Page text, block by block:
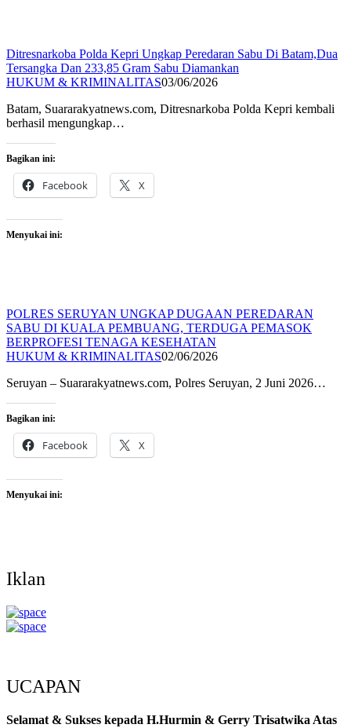
Ditresnarkoba Polda Kepri Ungkap Peredaran Sabu Di Batam,Dua
Tersangka Dan 233,85 Gram Sabu Diamankan
HUKUM & KRIMINALITAS03/06/2026
Batam, Suararakyatnews.com, Ditresnarkoba Polda Kepri kembali
berhasil mengungkap…
Bagikan ini:
Facebook X
Menyukai ini:
POLRES SERUYAN UNGKAP DUGAAN PEREDARAN
SABU DI KUALA PEMBUANG, TERDUGA PEMASOK
BERPROFESI TENAGA KESEHATAN
HUKUM & KRIMINALITAS02/06/2026
Seruyan – Suararakyatnews.com, Polres Seruyan, 2 Juni 2026…
Bagikan ini:
Facebook X
Menyukai ini:
Iklan
UCAPAN
Selamat & Sukses kepada H.Hurmin & Gerry Trisatwika Atas